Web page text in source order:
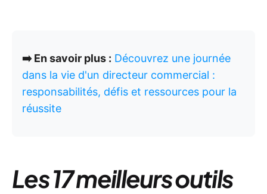
➡️ En savoir plus : Découvrez une journée
dans la vie d'un directeur commercial :
responsabilités, défis et ressources pour la
réussite
Les 17 meilleurs outils